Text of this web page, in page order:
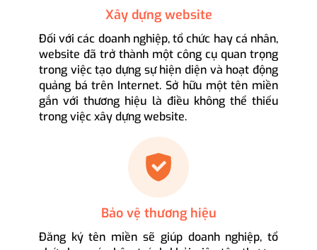
Xây dựng website
Đối với các doanh nghiệp, tổ chức hay cá nhân,
website đã trở thành một công cụ quan trọng
trong việc tạo dựng sự hiện diện và hoạt động
quảng bá trên Internet. Sở hữu một tên miền
gắn với thương hiệu là điều không thể thiếu
trong việc xây dựng website.
Bảo vệ thương hiệu
Đăng ký tên miền sẽ giúp doanh nghiệp, tổ